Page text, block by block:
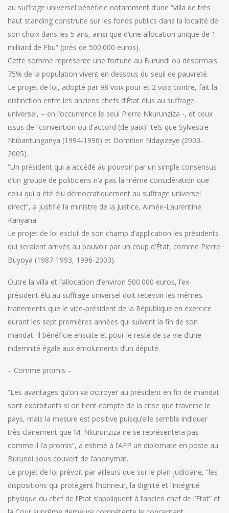
au suffrage universel bénéficie notamment d’une “villa de très
haut standing construite sur les fonds publics dans la localité de
son choix dans les 5 ans, ainsi que d’une allocation unique de 1
milliard de Fbu” (près de 500.000 euros).
Cette somme représente une fortune au Burundi où désormais
75% de la population vivent en dessous du seuil de pauvreté.
Le projet de loi, adopté par 98 voix pour et 2 voix contre, fait la
distinction entre les anciens chefs d’État élus au suffrage
universel, – en l’occurrence le seul Pierre Nkurunziza -, et ceux
issus de “convention ou d’accord (de paix)” tels que Sylvestre
Ntibantunganya (1994-1996) et Domitien Ndayizeye (2003-
2005).
“Un président qui a accédé au pouvoir par un simple consensus
d’un groupe de politiciens n’a pas la même considération que
celui qui a été élu démocratiquement au suffrage universel
direct”, a justifié la ministre de la Justice, Aimée-Laurentine
Kanyana.
Le projet de loi exclut de son champ d’application les présidents
qui seraient arrivés au pouvoir par un coup d’État, comme Pierre
Buyoya (1987-1993, 1996-2003).
Outre la villa et l’allocation d’environ 500.000 euros, l’ex-
président élu au suffrage universel doit recevoir les mêmes
traitements que le vice-président de la République en exercice
durant les sept premières années qui suivent la fin de son
mandat. Il bénéficie ensuite et pour le reste de sa vie d’une
indemnité égale aux émoluments d’un député.
– Comme promis –
“Les avantages qu’on va octroyer au président en fin de mandat
sont exorbitants si on tient compte de la crise que traverse le
pays, mais la mesure est positive puisqu’elle semble indiquer
très clairement que M. Nkurunziza ne se représentera pas
comme il l’a promis”, a estimé à l’AFP un diplomate en poste au
Burundi sous couvert de l’anonymat.
Le projet de loi prévoit par ailleurs que sur le plan judiciaire, “les
dispositions qui protègent l’honneur, la dignité et l’intégrité
physique du chef de l’Etat s’appliquent à l’ancien chef de l’Etat” et